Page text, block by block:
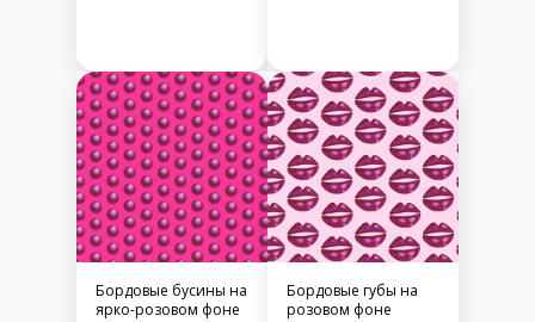
Бордовые бусины на
ярко-розовом фоне
Бордовые губы на
розовом фоне